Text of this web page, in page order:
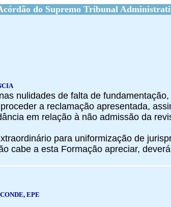
do Supremo Tribunal
nulidades de falta de
a reclamação apresentada,
em relação à não admissão da
para uniformização de
cabe a esta Formação apreciar,
EPE